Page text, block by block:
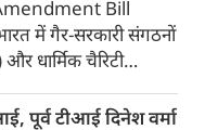
की बात को दबाने के
साथ संवाद के जरिए
को समझने की
Bill
में गैर-सरकारी संगठनों
धार्मिक चैरिटी
वाला 'फॉरेन
पूर्व टीआई दिनेश वर्मा